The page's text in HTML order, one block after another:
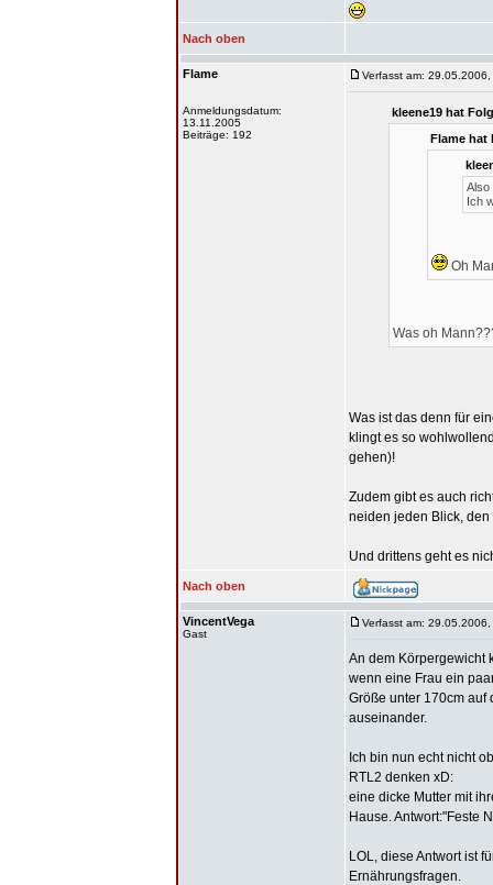
Nach oben
Flame
Anmeldungsdatum:
13.11.2005
Beiträge: 192
Verfasst am:
kleene19 hat
Flame hat
Also
Ich
Oh
Was oh
Was ist das denn für
klingt es so
gehen)!
Zudem gibt es auch
neiden jeden Blick,
Und drittens geht es
Nach oben
VincentVega
Gast
Verfasst am:
An dem Körpergewicht
wenn eine Frau ein
Größe unter 170cm auf
auseinander.
Ich bin nun echt nicht
RTL2 denken xD:
eine dicke Mutter mit
Hause. Antwort:"Feste
LOL, diese Antwort ist
Ernährungsfragen.